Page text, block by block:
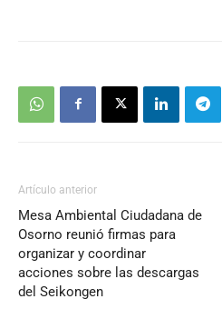
Artículo anterior
Mesa Ambiental Ciudadana de
Osorno reunió firmas para
organizar y coordinar
acciones sobre las descargas
del Seikongen